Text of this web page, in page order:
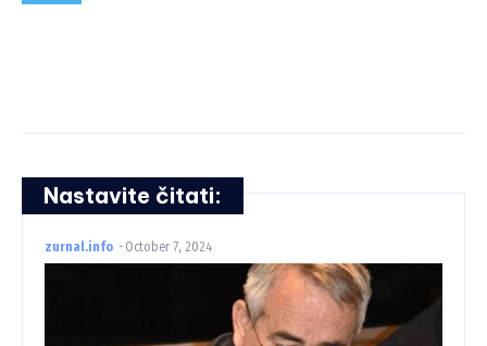
Nastavite čitati:
zurnal.info - October 7, 2024